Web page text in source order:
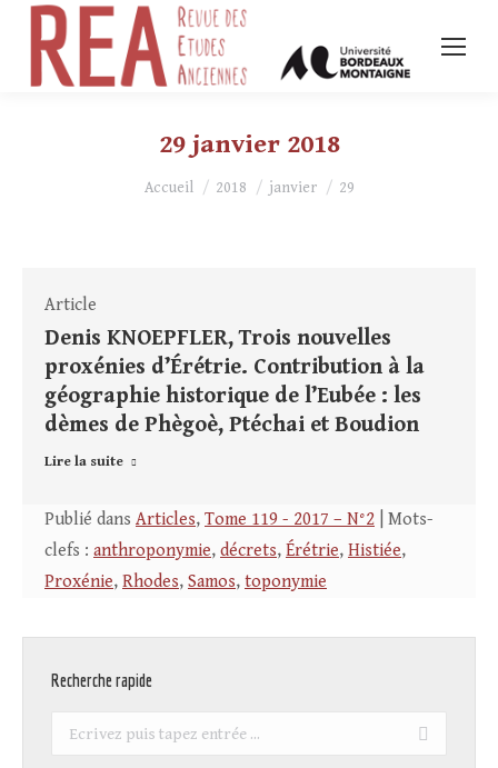
29 janvier 2018
Vous êtes ici :
Accueil 2018 janvier 29
Article
Denis KNOEPFLER, Trois nouvelles
proxénies d’Érétrie. Contribution à la
géographie historique de l’Eubée : les
dèmes de Phègoè, Ptéchai et Boudion
Lire la suite
Publié dans Articles, Tome 119 - 2017 – N°2 | Mots-
clefs : anthroponymie, décrets, Érétrie, Histiée,
Proxénie, Rhodes, Samos, toponymie
Recherche rapide
Recherche